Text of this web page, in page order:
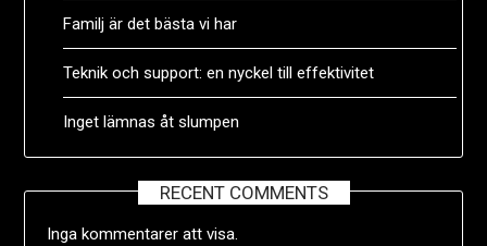
Familj är det bästa vi har
Teknik och support: en nyckel till effektivitet
Inget lämnas åt slumpen
RECENT COMMENTS
Inga kommentarer att visa.